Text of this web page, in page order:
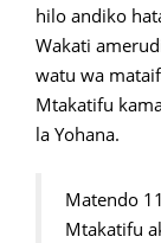
hilo andiko
Wakati
watu wa
Mtakatifu
la Yohana.
Matendo
Mtakatifu